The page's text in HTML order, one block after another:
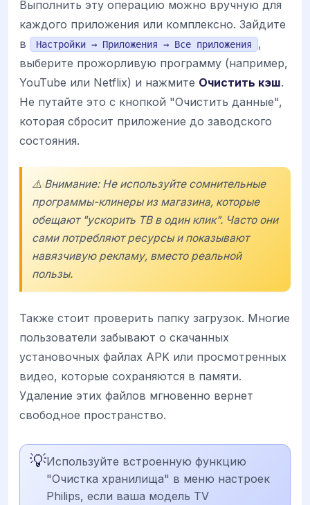
Выполнить эту операцию можно вручную для
каждого приложения или комплексно. Зайдите
в
Настройки → Приложения → Все приложения
,
выберите прожорливую программу (например,
YouTube или Netflix) и нажмите Очистить кэш.
Не путайте это с кнопкой "Очистить данные",
которая сбросит приложение до заводского
состояния.
⚠️ Внимание: Не используйте сомнительные
программы-клинеры из магазина, которые
обещают "ускорить ТВ в один клик". Часто они
сами потребляют ресурсы и показывают
навязчивую рекламу, вместо реальной
пользы.
Также стоит проверить папку загрузок. Многие
пользователи забывают о скачанных
установочных файлах APK или просмотренных
видео, которые сохраняются в памяти.
Удаление этих файлов мгновенно вернет
свободное пространство.
💡Используйте встроенную функцию
"Очистка хранилища" в меню настроек
Philips, если ваша модель TV